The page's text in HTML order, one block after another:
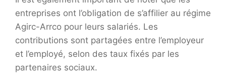
entreprises ont l’obligation de s’affilier au régime
Agirc-Arrco pour leurs salariés. Les
contributions sont partagées entre l’employeur
et l’employé, selon des taux fixés par les
partenaires sociaux.